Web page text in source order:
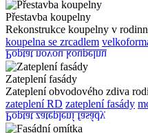
Přestavba koupelny
Rekonstrukce koupelny v
koupelna se zrcadlem
Poptat novou koupelnu
Zateplení fasády
Zateplení obvodového zdiva
zateplení RD zateplení fasády
Poptat zateplení fasády